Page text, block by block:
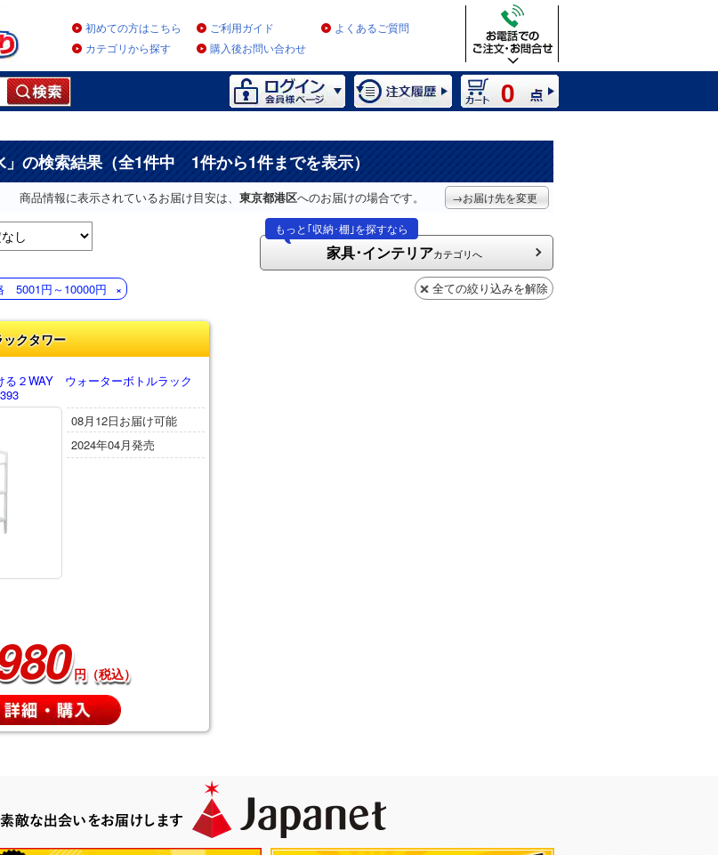
初めての方はこちら ご利用ガイド
よくあるご質問
カテゴリから探す
購入後お問い合わせ
0
」の検索結果（全1件中 1件から1件までを表示）
商品情報に表示されているお届け目安は、 東京都港区へのお届けの場合です。 →お届け先を変更
もっと｢収納･棚｣を探すなら
家具･インテリアカテゴリへ
5001円～10000円 全ての絞り込みを解除
クタワー
２WAY ウォーターボトルラック
08月12日お届け可能
2024年04月発売
円（税込）